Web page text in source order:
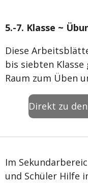
5.-7. Klasse ~
Diese
bis siebten
Raum zum Üben
Direkt zu
Im
und Schüler Hilfe